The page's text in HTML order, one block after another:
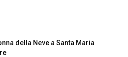
della Neve a Santa Maria